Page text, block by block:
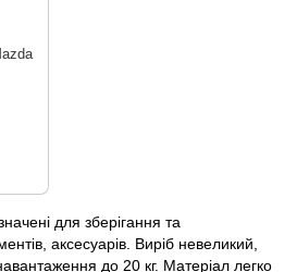
для зберігання та
аксесуарів. Виріб невеликий,
до 20 кг. Матеріал легко